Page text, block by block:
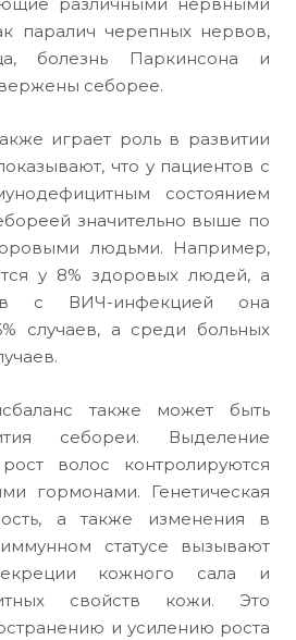
паралич черепных нервов,
болезнь Паркинсона и
себорее.
играет роль в развитии
что у пациентов с
состоянием
значительно выше по
людьми. Например,
у 8% здоровых людей, а
с ВИЧ-инфекцией она
случаев, а среди больных
также может быть
себореи. Выделение
волос контролируются
гормонами. Генетическая
а также изменения в
статусе вызывают
кожного сала и
свойств кожи. Это
и усилению роста